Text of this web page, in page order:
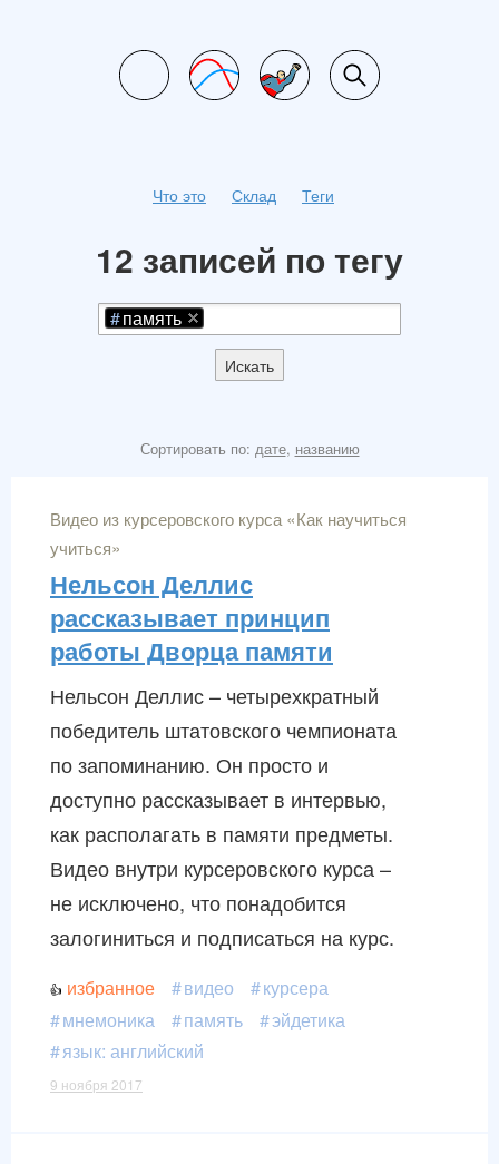
Что это Склад Теги
12 записей по тегу
память
Искать
Сортировать по: дате, названию
Видео из курсеровского курса «Как научиться
учиться»
Нельсон Деллис
рассказывает принцип
работы Дворца памяти
Нельсон Деллис – четырехкратный
победитель штатовского чемпионата
по запоминанию. Он просто и
доступно рассказывает в интервью,
как располагать в памяти предметы.
Видео внутри курсеровского курса –
не исключено, что понадобится
залогиниться и подписаться на курс.
избранное видео
курсера
мнемоника
память
эйдетика
язык: английский
9 ноября 2017